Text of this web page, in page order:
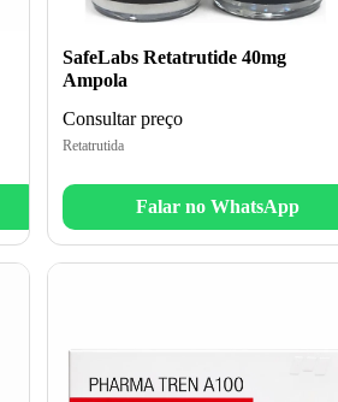
SafeLabs Retatrutide 40mg
Ampola
Consultar preço
Retatrutida
Falar no WhatsApp